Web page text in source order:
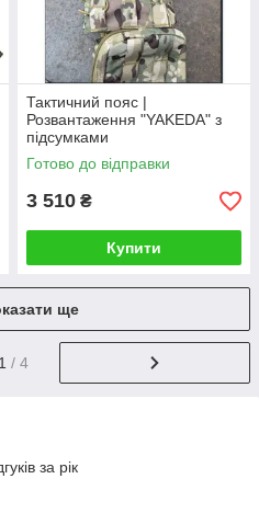
Тактичний пояс |
Розвантаження "YAKEDA" з
підсумками
Готово до відправки
3 510 ₴
Купити
ще
1 / 4
за рік